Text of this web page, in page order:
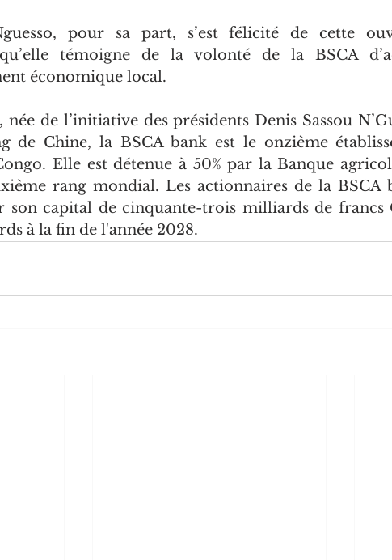
pour sa part, s’est félicité de cette
témoigne de la volonté de la BSCA
économique local.
de l’initiative des présidents Denis Sassou
de Chine, la BSCA bank est le onzième
Elle est détenue à 50% par la Banque
rang mondial. Les actionnaires de la BSCA
son capital de cinquante-trois milliards de francs
à la fin de l'année 2028.